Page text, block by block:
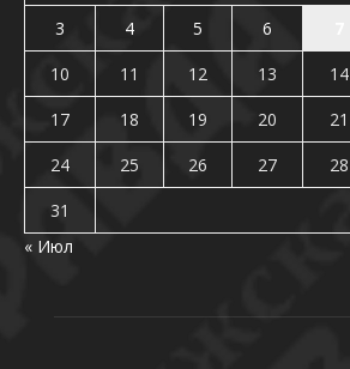
3
4 5 6
10
11 12 13 14
17
18 19 20 21
24
25 26 27 28
31
« Июл